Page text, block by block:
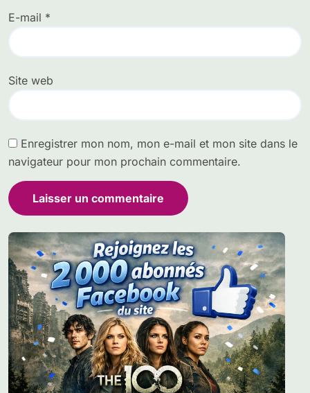
E-mail *
Site web
Enregistrer mon nom, mon e-mail et mon site dans le
navigateur pour mon prochain commentaire.